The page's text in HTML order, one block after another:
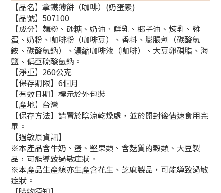
【品名】拿鐵薄餅（咖啡）(奶蛋素)
【品號】507100
【成分】麵粉、砂糖、奶油、鮮乳、椰子油、煉乳、雞
蛋、奶粉、咖啡粉（咖啡豆）、香料、膨脹劑（碳酸氫
銨、碳酸氫鈉）、濃縮咖啡液（咖啡）、大豆卵磷脂、海
鹽、偏亞硫酸氫鈉。
【淨重】260公克
【保存期限】6個月
【有效日期】標示於外包裝
【產地】台灣
【保存方法】請置於陰涼乾燥處，並於開封後儘速食用完
畢。
【過敏原資訊】
※本產品含牛奶、蛋、堅果類、含麩質的穀類、大豆製
品，可能導致過敏症狀。
※本產品生產線亦生產含花生、芝麻製品，可能導致過敏
症狀。